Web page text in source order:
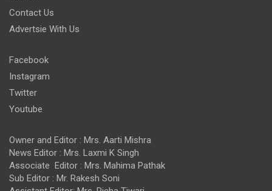
Contact Us
Advertsie With Us
Facebook
Instagram
Twitter
Youtube
Owner and Editor : Mrs. Aarti Mishra
News Editor : Mrs. Laxmi K Singh
Associate Editor : Mrs. Mahima Pathak
Sub Editor : Mr. Rakesh Soni